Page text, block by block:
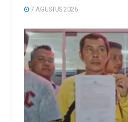
7 AGUSTUS 2026